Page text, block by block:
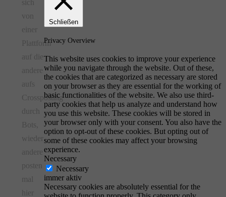
sich
von
einer
Plattform
auf die
andere
aufs
Crossposting
durch
Bots,
wieder
andere
posten
mal
hier
Schließen
Privacy Overview
This website uses cookies to improve your experience
while you navigate through the website. Out of these,
the cookies that are categorized as necessary are stored
on your browser as they are essential for the working of
basic functionalities of the website. We also use third-
party cookies that help us analyze and understand how
you use this website. These cookies will be stored in
your browser only with your consent. You also have the
option to opt-out of these cookies. But opting out of
some of these cookies may affect your browsing
experience.
Necessary
Necessary
immer aktiv
Necessary cookies are absolutely essential for the